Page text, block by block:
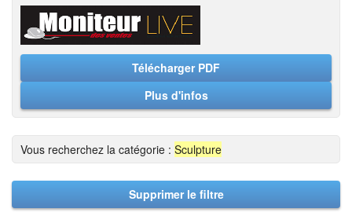
Télécharger PDF
Plus d'infos
Vous recherchez la catégorie : Sculpture
Supprimer le filtre